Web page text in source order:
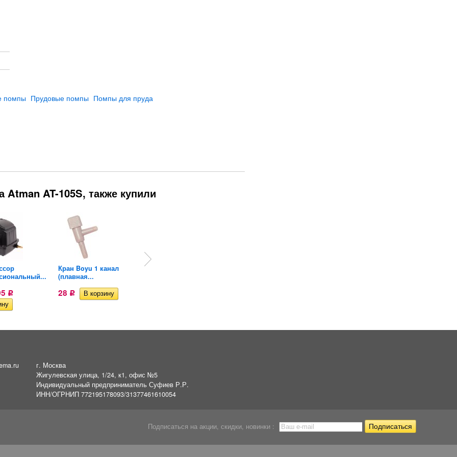
помпы Прудовые помпы Помпы для пруда
AT-105S, также купили
Р
Кран Boyu 1 канал
(плавная...
28 Р
Шланг для
г. Москва
Жигулевская улица, 1/24, к1, офис №5
Индивидуальный предприниматель Суфиев Р.Р.
ИНН/ОГРНИП 772195178093/31377461610054
Подписаться на акции, скидки, новинки :